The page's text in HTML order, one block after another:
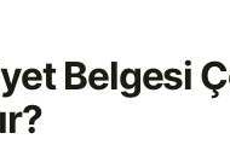
Belgesi